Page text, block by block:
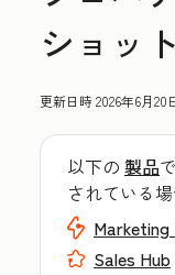
ショッ
更新日時2026年6月20
以下の 製品
されている
Marketing
Sales Hub